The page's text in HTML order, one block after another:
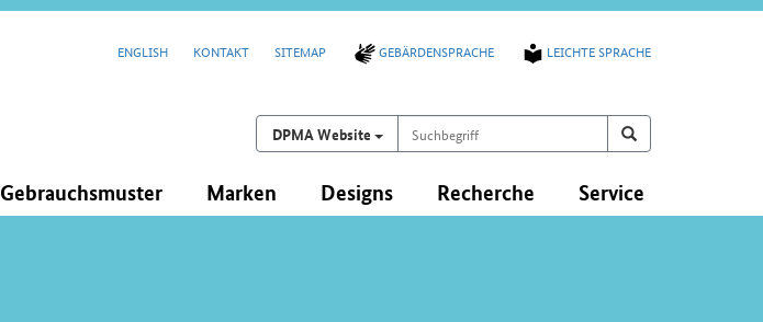
ENGLISH KONTAKT SITEMAP GEBÄRDENSPRACHE LEICHTE SPRACHE
Suchen auf
DPMA Website Suchbegriff Suchen
Gebrauchsmuster Marken Designs Recherche Service